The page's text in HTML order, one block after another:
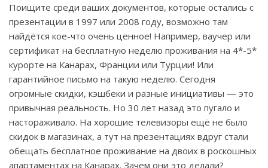
Поищите среди ваших документов, которые остались с
презентации в 1997 или 2008 году, возможно там
найдётся кое-что очень ценное! Например, ваучер или
сертификат на бесплатную неделю проживания на 4*-5*
курорте на Канарах, Франции или Турции! Или
гарантийное письмо на такую неделю. Сегодня
огромные скидки, кэшбеки и разные инициативы — это
привычная реальность. Но 30 лет назад это пугало и
настораживало. На хорошие телевизоры ещё не было
скидок в магазинах, а тут на презентациях вдруг стали
обещать бесплатное проживание на двоих в роскошных
апартаментах на Канарах. Зачем они это делали?